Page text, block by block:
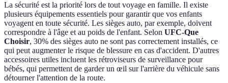
La sécurité est la priorité lors de tout voyage en famille. Il existe
plusieurs équipements essentiels pour garantir que vos enfants
voyagent en toute sécurité. Les sièges auto, par exemple, doivent
correspondre à l'âge et au poids de l'enfant. Selon UFC-Que
Choisir, 30% des sièges auto ne sont pas correctement installés, ce
qui peut augmenter le risque de blessure en cas d'accident. D'autres
accessoires utiles incluent les rétroviseurs de surveillance pour
bébés, qui permettent de garder un œil sur l'arrière du véhicule sans
détourner l'attention de la route.